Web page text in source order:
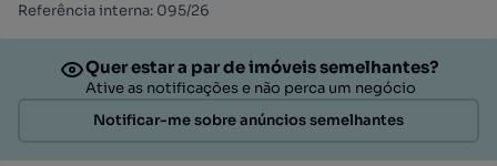
Referência interna: 095/26
Quer estar a par de imóveis semelhantes?
Ative as notificações e não perca um negócio
Notificar-me sobre anúncios semelhantes